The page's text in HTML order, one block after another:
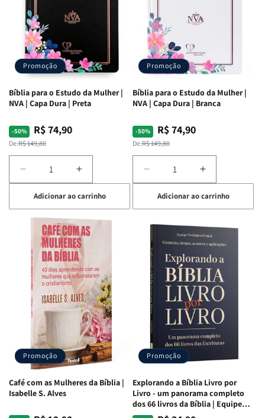
Promoção
Bíblia para o Estudo da Mulher |
NVA | Capa Dura | Preta
-50%
Preço
normal
De:R$ 149,80
Preço
promocional
R$ 74,90
Diminuir
a
quantidade
de
Bíblia
para
Estudo
da
Mulher
NVA
Capa
Dura
|
Preta
Aumentar
a
quantidade
de
Bíblia
para
o
Estudo
da
Mulher
|
NVA
|
Capa
Dura
|
Adicionar ao carrinho
Promoção
Bíblia para o Estudo da Mulher |
NVA | Capa Dura | Branca
-50%
Preço
normal
De:R$ 149,80
Preço
promocional
R$ 74,90
Diminuir
a
quantidade
de
Bíblia
o
Estudo
da
Mulher
NVA
Capa
Dura
|
Aumentar
a
quantidade
de
Bíblia
para
o
Estudo
Mulher
|
NVA
|
Capa
Dura
|
Adicionar ao carrinho
Promoção
Café com as Mulheres da Bíblia |
Isabelle S. Alves
Promoção
Explorando a Bíblia Livro por
Livro - um panorama completo
dos 66 livros da Bíblia | Equipe
teológica Penkal